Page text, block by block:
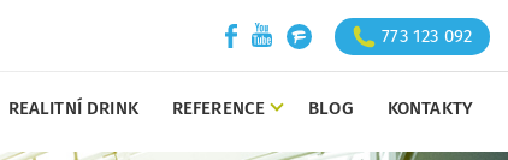
773 123 092
REALITNÍ DRINK REFERENCE BLOG KONTAKTY